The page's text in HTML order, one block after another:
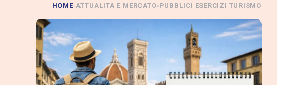
HOME»ATTUALITA E MERCATO»PUBBLICI ESERCIZI TURISMO